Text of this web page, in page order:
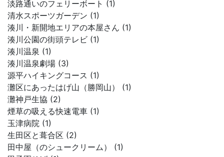
淡路通いのフェリーボート (1)
清水スポーツガーデン (1)
湊川・新開地エリアの本屋さん (1)
湊川公園の街頭テレビ (1)
湊川温泉 (1)
湊川温泉劇場 (3)
源平ハイキングコース (1)
灘区にあったはげ山（勝岡山） (1)
灘神戸生協 (2)
煙草の吸える快速電車 (1)
玉津病院 (1)
生田区と葺合区 (2)
田中屋（のシュークリーム） (1)